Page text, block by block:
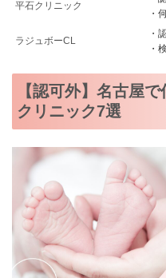
平石クリニック
・
ラジュボーCL
・
・
【認可外】名古屋
クリニック7選